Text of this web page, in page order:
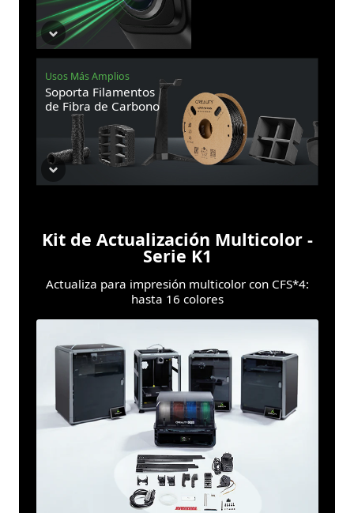
Usos Más Amplios
Soporta Filamentos
de Fibra de Carbono
Kit de Actualización Multicolor -
Serie K1
Actualiza para impresión multicolor con CFS*4:
hasta 16 colores